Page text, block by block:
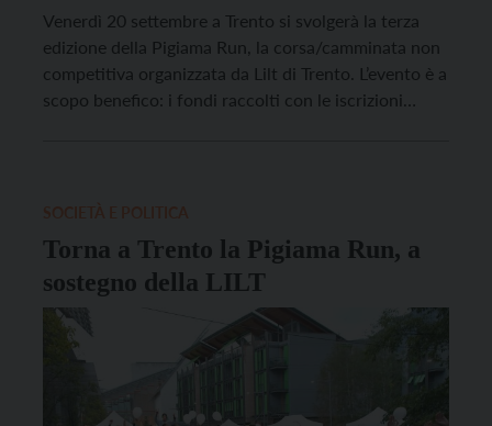
Venerdì 20 settembre a Trento si svolgerà la terza
edizione della Pigiama Run, la corsa/camminata non
competitiva organizzata da Lilt di Trento. L’evento è a
scopo benefico: i fondi raccolti con le iscrizioni
Torna a Trento la Pigiama Run, a
sostegno della LILT